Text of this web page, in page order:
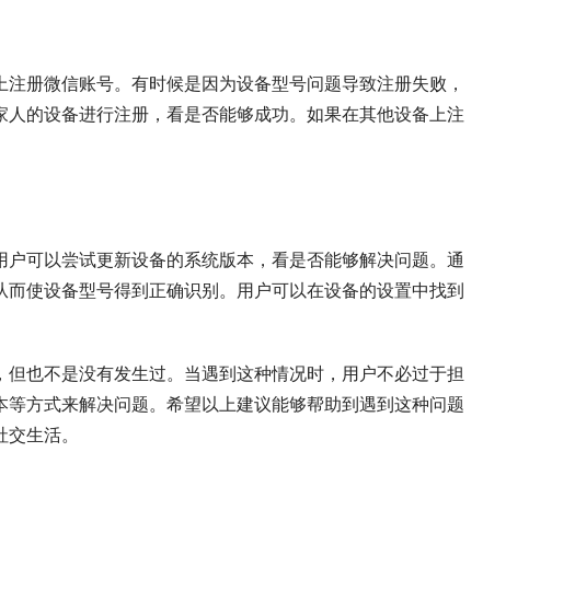
册微信账号。有时候是因为设备型号问题导致注册失败，
的设备进行注册，看是否能够成功。如果在其他设备上注
可以尝试更新设备的系统版本，看是否能够解决问题。通
使设备型号得到正确识别。用户可以在设备的设置中找到
也不是没有发生过。当遇到这种情况时，用户不必过于担
方式来解决问题。希望以上建议能够帮助到遇到这种问题
生活。